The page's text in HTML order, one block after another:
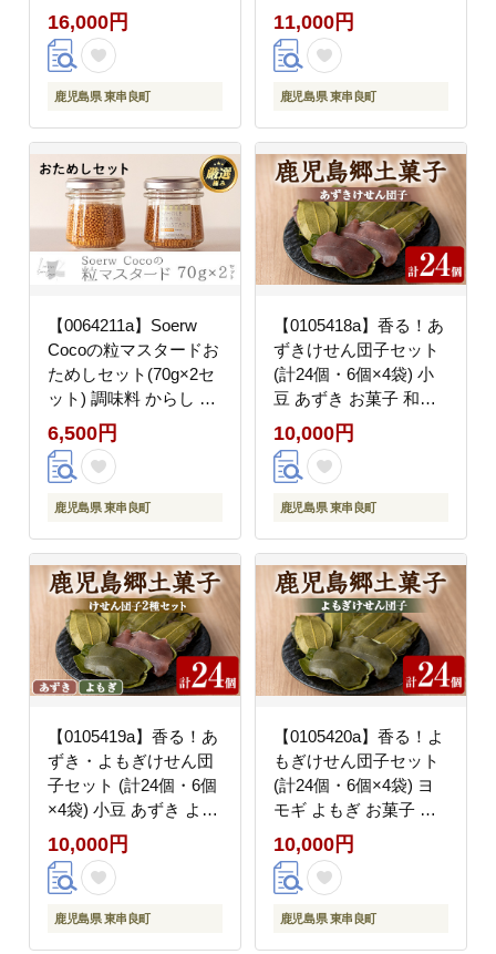
ラス(2個) 焼酎 酒 アル
コール 芋焼酎 薩摩芋
常温 常温保存 【児玉酒
16,000円
鹿児島県 東串良町
酎 薩摩芋 常温 常温保
存 【児玉酒店】
11,000円
鹿児島県 東串良町
【0064211a】Soerw
Cocoの粒マスタードお
ためしセット(70g×2セ
ット) 調味料 からし 料
理 【Food＆
SpiceSoerwCoco】
6,500円
鹿児島県 東串良町
【0105418a】香る！あ
ずきけせん団子セット
(計24個・6個×4袋) 小
豆 あずき お菓子 和菓
子 菓子 スイーツ おや
つ 【茶いっぺ】
10,000円
鹿児島県 東串良町
【0105419a】香る！あ
ずき・よもぎけせん団
子セット (計24個・6個
×4袋) 小豆 あずき よも
ぎ ヨモギ お菓子 和菓
子 菓子 スイーツ おや
つ 【茶いっぺ】
10,000円
鹿児島県 東串良町
【0105420a】香る！よ
もぎけせん団子セット
(計24個・6個×4袋) ヨ
モギ よもぎ お菓子 和
菓子 菓子 スイーツ お
やつ 【茶いっぺ】
10,000円
鹿児島県 東串良町